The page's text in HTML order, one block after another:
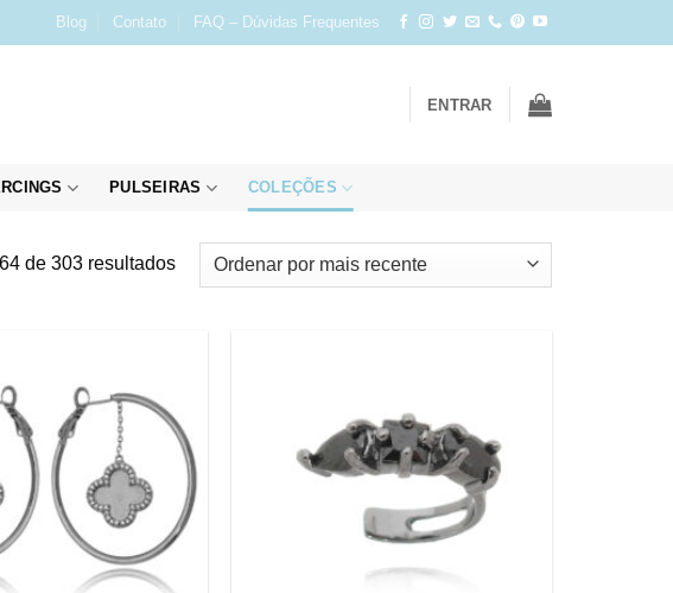
Blog Contato FAQ – Dúvidas Frequentes
ENTRAR
PULSEIRAS COLEÇÕES
de 303 resultadosClassificado
por